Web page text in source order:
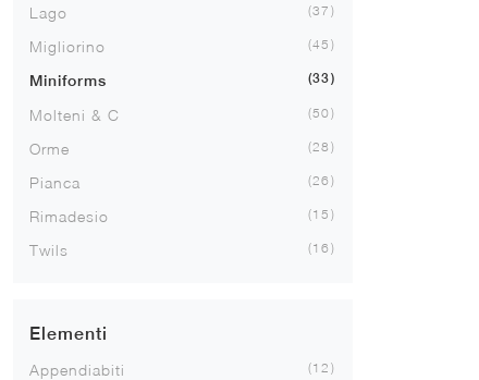
Lago 37
Migliorino 45
Miniforms 33
Molteni & C 50
Orme 28
Pianca 26
Rimadesio 15
Twils 16
Elementi
Appendiabiti 12